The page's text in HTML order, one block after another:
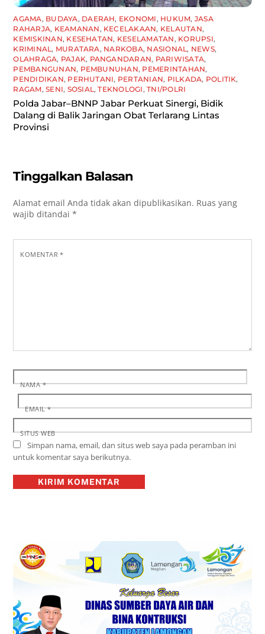
AGAMA, BUDAYA, DAERAH, EKONOMI, HUKUM, JASA
RAHARJA, KEAMANAN, KECELAKAAN, KELAUTAN,
KEMISKINAN, KESEHATAN, KESELAMATAN, KORUPSI,
KRIMINAL, MURATARA, NARKOBA, NASIONAL, NEWS,
OLAHRAGA, PAJAK, PANGANDARAN, PARIWISATA,
PEMBANGUNAN, PEMBUNUHAN, PEMERINTAHAN,
PENDIDIKAN, PERHUTANI, PERTANIAN, PILKADA, POLITIK,
RAGAM,SENI, SOSIAL,TEKNOLOGI,TNI/POLRI
Polda Jabar–BNNP Jabar Perkuat Sinergi, Bidik
Dalang di Balik Jaringan Obat Terlarang Lintas
Provinsi
Tinggalkan Balasan
Alamat email Anda tidak akan dipublikasikan. Ruas yang
wajib ditandai*
KOMENTAR*
NAMA*
EMAIL*
SITUS WEB
Simpan nama, email, dan situs web saya pada peramban ini
untuk komentar saya berikutnya.